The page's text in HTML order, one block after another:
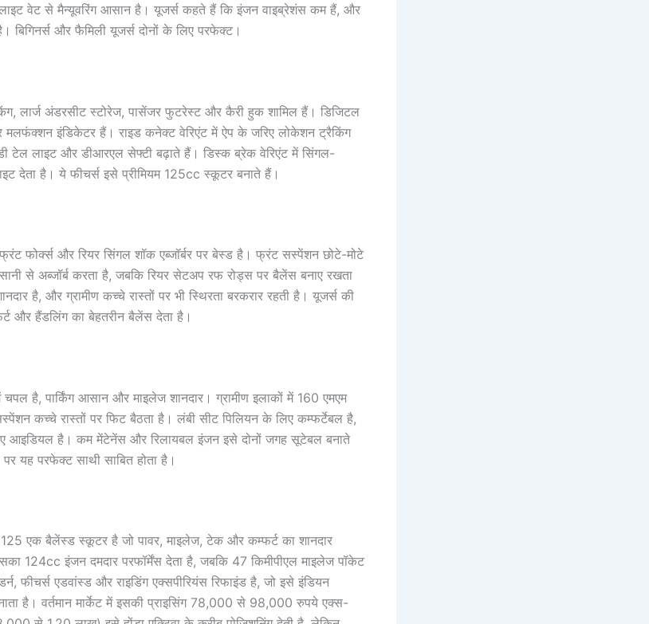
वेट से मैन्यूवरिंग आसान है। यूजर्स कहते हैं कि इंजन वाइब्रेशंस कम हैं, और
बिगिनर्स और फैमिली यूजर्स दोनों के लिए परफेक्ट।
लार्ज अंडरसीट स्टोरेज, पासेंजर फुटरेस्ट और कैरी हुक शामिल हैं। डिजिटल
इंडिकेटर हैं। राइड कनेक्ट वेरिएंट में ऐप के जरिए लोकेशन ट्रैकिंग
टेल लाइट और डीआरएल सेफ्टी बढ़ाते हैं। डिस्क ब्रेक वेरिएंट में सिंगल-
देता है। ये फीचर्स इसे प्रीमियम 125cc स्कूटर बनाते हैं।
फोर्क्स और रियर सिंगल शॉक एब्जॉर्बर पर बेस्ड है। फ्रंट सस्पेंशन छोटे-मोटे
से अब्जॉर्ब करता है, जबकि रियर सेटअप रफ रोड्स पर बैलेंस बनाए रखता
है, और ग्रामीण कच्चे रास्तों पर भी स्थिरता बरकरार रहती है। यूजर्स की
और हैंडलिंग का बेहतरीन बैलेंस देता है।
है, पार्किंग आसान और माइलेज शानदार। ग्रामीण इलाकों में 160 एमएम
कच्चे रास्तों पर फिट बैठता है। लंबी सीट पिलियन के लिए कम्फर्टेबल है,
आइडियल है। कम मेंटेनेंस और रिलायबल इंजन इसे दोनों जगह सूटेबल बनाते
यह परफेक्ट साथी साबित होता है।
एक बैलेंस्ड स्कूटर है जो पावर, माइलेज, टेक और कम्फर्ट का शानदार
124cc इंजन दमदार परफॉर्मेंस देता है, जबकि 47 किमीपीएल माइलेज पॉकेट
फीचर्स एडवांस्ड और राइडिंग एक्सपीरियंस रिफाइंड है, जो इसे इंडियन
है। वर्तमान मार्केट में इसकी प्राइसिंग 78,000 से 98,000 रुपये एक्स-